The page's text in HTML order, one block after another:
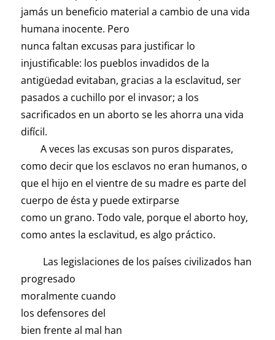
jamás un beneficio material a cambio de una vida
humana inocente. Pero
nunca faltan excusas para justificar lo
injustificable: los pueblos invadidos de la
antigüedad evitaban, gracias a la esclavitud, ser
pasados a cuchillo por el invasor; a los
sacrificados en un aborto se les ahorra una vida
difícil.
A veces las excusas son puros disparates,
como decir que los esclavos no eran humanos, o
que el hijo en el vientre de su madre es parte del
cuerpo de ésta y puede extirparse
como un grano. Todo vale, porque el aborto hoy,
como antes la esclavitud, es algo práctico.
Las legislaciones de los países civilizados han
progresado
moralmente cuando
los defensores del
bien frente al mal han